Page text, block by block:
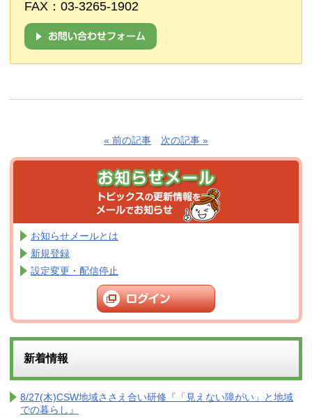
FAX：03-3265-1902
« 前の記事 次の記事 »
お知らせメールとは
新規登録
設定変更・配信停止
新着情報
8/27(木)CSW地域ささえ合い研修『「見えない障がい」と地域
での暮らし』